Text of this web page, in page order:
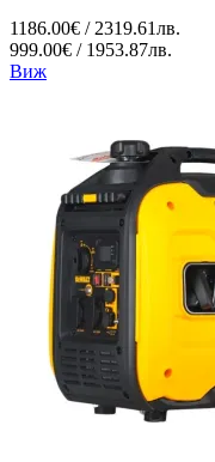
1186.00€ / 2319.61лв.
999.00€ / 1953.87лв.
Виж